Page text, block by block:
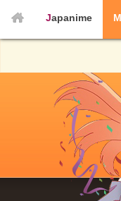
Japanime